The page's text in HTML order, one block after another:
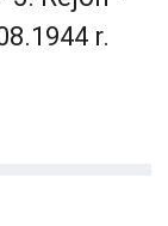
r.